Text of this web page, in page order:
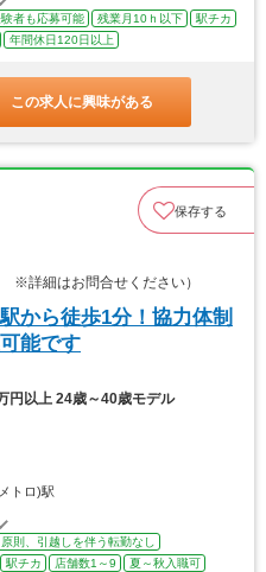
者も応募可能 残業月10ｈ以下
駅チカ
年間休日120日以上
この求人に興味がある
保存する
※詳細はお問合せください）
から徒歩1分！協力体制
能です
円以上 24歳～40歳モデル
トロ)駅
原則、引越しを伴う転勤なし
駅チカ 店舗数1～9
夏～秋入職可